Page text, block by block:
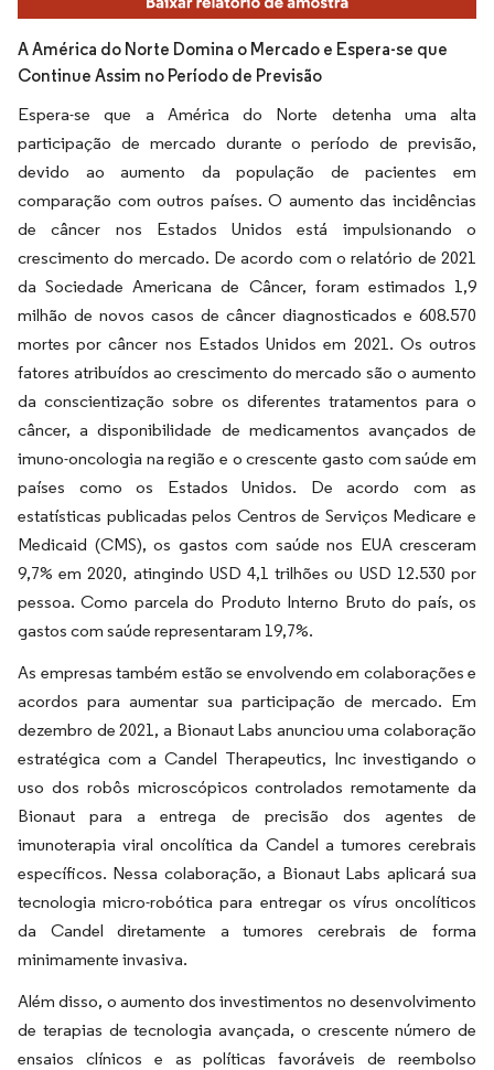
A América do Norte Domina o Mercado e Espera-se que
Continue Assim no Período de Previsão
Espera-se que a América do Norte detenha uma alta
participação de mercado durante o período de previsão,
devido ao aumento da população de pacientes em
comparação com outros países. O aumento das incidências
de câncer nos Estados Unidos está impulsionando o
crescimento do mercado. De acordo com o relatório de 2021
da Sociedade Americana de Câncer, foram estimados 1,9
milhão de novos casos de câncer diagnosticados e 608.570
mortes por câncer nos Estados Unidos em 2021. Os outros
fatores atribuídos ao crescimento do mercado são o aumento
da conscientização sobre os diferentes tratamentos para o
câncer, a disponibilidade de medicamentos avançados de
imuno-oncologia na região e o crescente gasto com saúde em
países como os Estados Unidos. De acordo com as
estatísticas publicadas pelos Centros de Serviços Medicare e
Medicaid (CMS), os gastos com saúde nos EUA cresceram
9,7% em 2020, atingindo USD 4,1 trilhões ou USD 12.530 por
pessoa. Como parcela do Produto Interno Bruto do país, os
gastos com saúde representaram 19,7%.
As empresas também estão se envolvendo em colaborações e
acordos para aumentar sua participação de mercado. Em
dezembro de 2021, a Bionaut Labs anunciou uma colaboração
estratégica com a Candel Therapeutics, Inc investigando o
uso dos robôs microscópicos controlados remotamente da
Bionaut para a entrega de precisão dos agentes de
imunoterapia viral oncolítica da Candel a tumores cerebrais
específicos. Nessa colaboração, a Bionaut Labs aplicará sua
tecnologia micro-robótica para entregar os vírus oncolíticos
da Candel diretamente a tumores cerebrais de forma
minimamente invasiva.
Além disso, o aumento dos investimentos no desenvolvimento
de terapias de tecnologia avançada, o crescente número de
ensaios clínicos e as políticas favoráveis de reembolso